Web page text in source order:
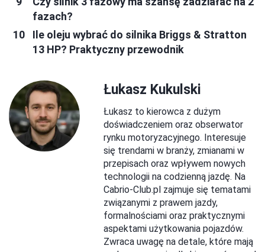
fazach?
Ile oleju wybrać do silnika Briggs & Stratton
13 HP? Praktyczny przewodnik
Łukasz Kukulski
Łukasz to kierowca z dużym
doświadczeniem oraz obserwator
rynku motoryzacyjnego. Interesuje
się trendami w branży, zmianami w
przepisach oraz wpływem nowych
technologii na codzienną jazdę. Na
Cabrio-Club.pl zajmuje się tematami
związanymi z prawem jazdy,
formalnościami oraz praktycznymi
aspektami użytkowania pojazdów.
Zwraca uwagę na detale, które mają